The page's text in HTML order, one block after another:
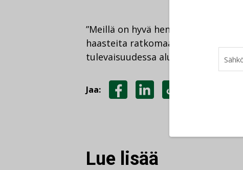
”Meillä on hyvä henkilöstö, jonka
haasteita ratkomaan. Tavoitteena
tulevaisuudessa alueemme johtava
Jaa:
Lue lisää